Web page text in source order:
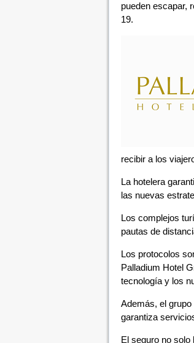
pueden escapar,
19.
recibir a los
La hotelera
las nuevas
Los complejos
pautas de
Los protocolos
Palladium Hotel
tecnología y los
Además, el
garantiza
El seguro no solo